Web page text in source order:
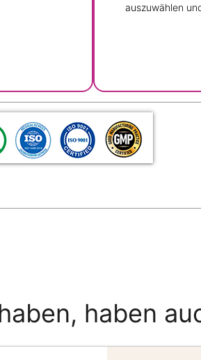
auszuwählen
haben